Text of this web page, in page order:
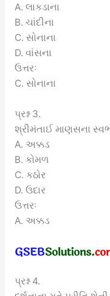
A. લાકડાના
B. ચાંદીના
C. સોનાના
D. વાંસના
ઉત્તરઃ
C. સોનાના
પ્રશ્ન 3.
શ્રીમંતાઈ માણસના
A. અક્કડ
B. કોમળ
C. કઠોર
D. ઉદાર
ઉત્તરઃ
A. અક્કડ
પ્રશ્ન 4.